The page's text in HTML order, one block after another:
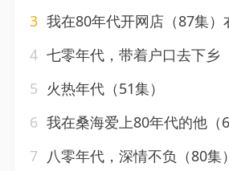
3 我在80年代开网店（87集）
4 七零年代，带着户口去下乡（104
5 火热年代（51集）
6 我在桑海爱上80年代的他（60集
7 八零年代，深情不负（80集）黄